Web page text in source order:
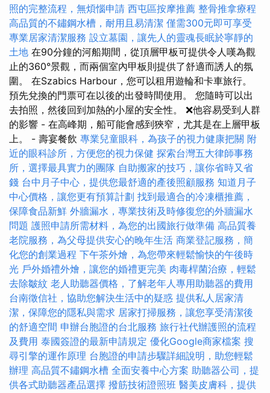
照的完整流程，無煩惱申請 西屯區按摩推薦 整骨推拿療程
高品質的不鏽鋼水槽，耐用且易清潔 僅需300元即可享受
專業居家清潔服務 設立墓園，讓先人的靈魂長眠於寧靜的
土地 在90分鐘的河船期間，從頂層甲板可提供令人嘆為觀
止的360°景觀，而兩個室內甲板則提供了舒適而誘人的氛
圍。 在Szabics Harbour，您可以租用遊輪和卡車旅行。
預先兌換的門票可在以後的出發時間使用。 您隨時可以出
去拍照，然後回到加熱的小屋的安全性。 ❌他容易受到人群
的影響 - 在高峰期，船可能會感到狹窄，尤其是在上層甲板
上。 - 壽宴餐飲 專業兒童眼科，為孩子的視力健康把關 附
近的眼科診所，方便您的視力保健 探索台灣五大律師事務
所，選擇最具實力的團隊 自助搬家的技巧，讓你省時又省
錢 台中月子中心，提供您最舒適的產後照顧服務 知道月子
中心價格，讓您更有預算計劃 找到最適合的冷凍櫃推薦，
保障食品新鮮 外牆漏水，專業技術及時修復您的外牆漏水
問題 護照申請所需材料，為您的出國旅行做準備 高品質養
老院服務，為父母提供安心的晚年生活 商業登記服務，簡
化您的創業過程 下午茶外燴，為您帶來輕鬆愉快的午後時
光 戶外婚禮外燴，讓您的婚禮更完美 肉毒桿菌治療，輕鬆
去除皺紋 老人助聽器價格，了解老年人專用助聽器的費用
台南徵信社，協助您解決生活中的疑惑 提供私人居家清
潔，保障您的隱私與需求 居家打掃服務，讓您享受清潔後
的舒適空間 申辦台胞證的台北服務 旅行社代辦護照的流程
及費用 泰國簽證的最新申請規定 優化Google商家檔案 搜
尋引擎的運作原理 台胞證的申請步驟詳細說明，助您輕鬆
辦理 高品質不鏽鋼水槽 全面安養中心方案 助聽器公司，提
供各式助聽器產品選擇 撥筋技術證照班 醫美皮膚科，提供